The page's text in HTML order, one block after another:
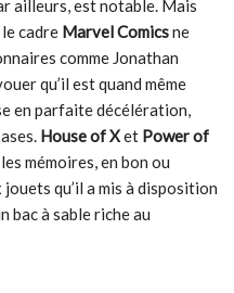
ailleurs, est notable. Mais
cadre Marvel Comicsne
comme Jonathan
qu’il est quand même
en parfaite décélération,
House of Xet Power of
mémoires, en bon ou
qu’il a mis à disposition
bac à sable riche au